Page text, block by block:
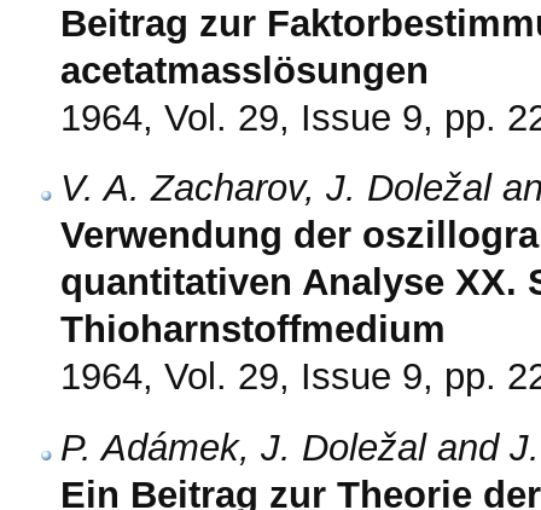
Beitrag zur
acetatmasslösungen
1964, Vol. 29, Issue 9, pp.
V. A. Zacharov, J. Doležal
Verwendung der
quantitativen Analyse
Thioharnstoffmedium
1964, Vol. 29, Issue 9, pp.
P. Adámek, J. Doležal and
Ein Beitrag zur Theorie